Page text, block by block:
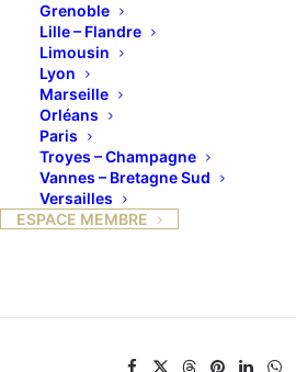
Grenoble
Lille – Flandre
Limousin
Lyon
Marseille
Orléans
Paris
Troyes – Champagne
Vannes – Bretagne Sud
Versailles
ESPACE MEMBRE
Du 8 au 12 Juin : A l’occasion de
Bureau Central International du
à Stockholm du 7 au 12 juin,
envoleront à la rencontre des
et iront à la découverte de cette
souhaitons un bon et beau séjour.